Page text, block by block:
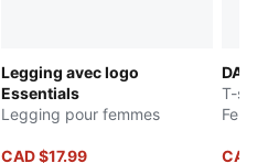
Legging avec logo
Essentials
Legging pour femmes
CAD $17.99
T-